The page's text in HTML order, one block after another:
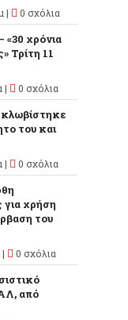
| 0 σχόλια
«30 χρόνια
Τρίτη 11
| 0 σχόλια
του και
| 0 σχόλια
χρήση
του
0 σχόλια
από